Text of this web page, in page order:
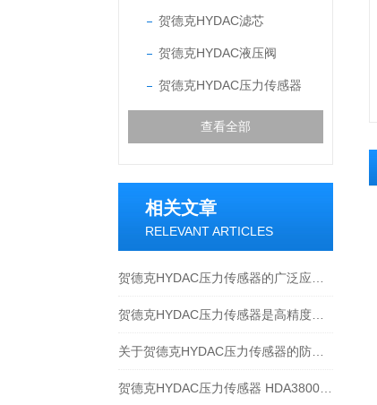
贺德克HYDAC滤芯
贺德克HYDAC液压阀
贺德克HYDAC压力传感器
查看全部
相关文章
RELEVANT ARTICLES